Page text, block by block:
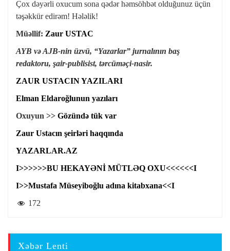
Çox dəyərli oxucum sona qədər həmsöhbət olduğunuz üçün
təşəkkür edirəm! Hələlik!
Müəllif: Zaur USTAC
AYB və AJB-nin üzvü, “Yazarlar” jurnalının baş
redaktoru, şair-publisist, tərcüməçi-nasir.
ZAUR USTACIN YAZILARI
Elman Eldaroğlunun yazıları
Oxuyun >> Gözündə tük var
Zaur Ustacın şeirləri haqqında
YAZARLAR.AZ
I>>>>>>BU HEKAYƏNİ MÜTLƏQ OXU<<<<<<I
I>>Mustafa Müseyiboğlu adına kitabxana<<I
172
Xəbər Lenti